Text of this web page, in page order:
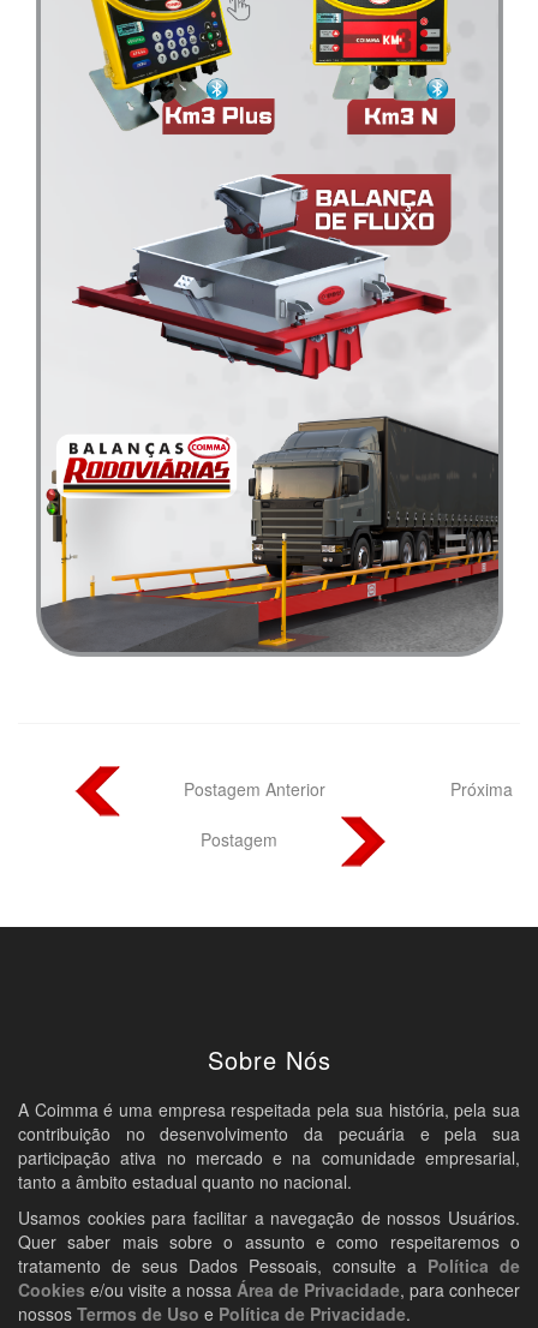
Postagem Anterior Próxima
Postagem
Sobre Nós
A Coimma é uma empresa respeitada pela sua história, pela sua
contribuição no desenvolvimento da pecuária e pela sua
participação ativa no mercado e na comunidade empresarial,
tanto a âmbito estadual quanto no nacional.
Usamos cookies para facilitar a navegação de nossos Usuários.
Quer saber mais sobre o assunto e como respeitaremos o
tratamento de seus Dados Pessoais, consulte a Política de
Cookies e/ou visite a nossa Área de Privacidade, para conhecer
nossos Termos de Uso e Política de Privacidade.